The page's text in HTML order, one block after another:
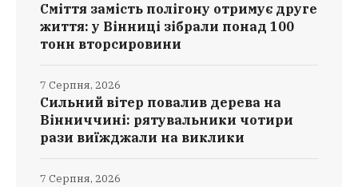
Сміття замість полігону отримує друге
життя: у Вінниці зібрали понад 100
тонн вторсировини
Сильний вітер повалив дерева на
Вінниччині: рятувальники чотири
рази виїжджали на виклики
7 Серпня, 2026
7 Серпня, 2026